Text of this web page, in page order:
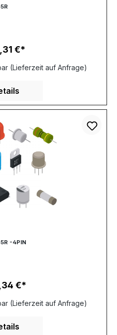
Preis:
€
(Lieferzeit auf Anfrage)
-4PIN
Preis:
€
(Lieferzeit auf Anfrage)